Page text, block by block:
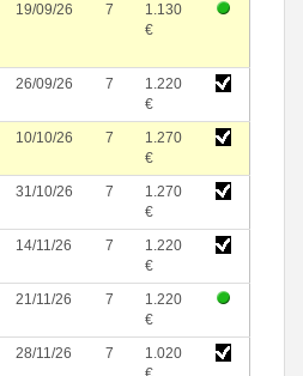
19/09/26 7
1.130
€
26/09/26 7
1.220
€
10/10/26 7
1.270
€
31/10/26 7
1.270
€
14/11/26 7
1.220
€
21/11/26 7
1.220
€
28/11/26 7
1.020